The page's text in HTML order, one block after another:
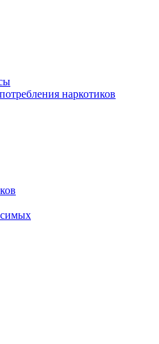
наркотиков